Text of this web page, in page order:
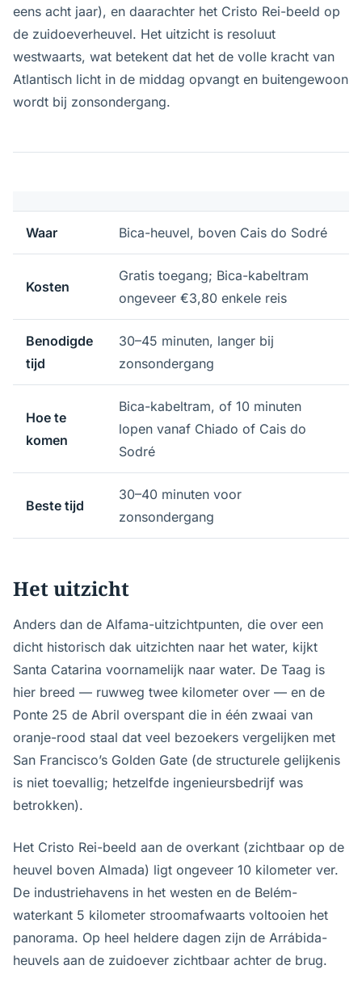
eens acht jaar), en daarachter het Cristo Rei-beeld op
de zuidoeverheuvel. Het uitzicht is resoluut
westwaarts, wat betekent dat het de volle kracht van
Atlantisch licht in de middag opvangt en buitengewoon
wordt bij zonsondergang.
Waar Bica-heuvel, boven Cais do Sodré
Kosten
Gratis toegang; Bica-kabeltram
ongeveer €3,80 enkele reis
Benodigde
tijd
30–45 minuten, langer bij
zonsondergang
Hoe te
komen
Bica-kabeltram, of 10 minuten
lopen vanaf Chiado of Cais do
Sodré
Beste tijd
30–40 minuten voor
zonsondergang
Het uitzicht
Anders dan de Alfama-uitzichtpunten, die over een
dicht historisch dak uitzichten naar het water, kijkt
Santa Catarina voornamelijk naar water. De Taag is
hier breed — ruwweg twee kilometer over — en de
Ponte 25 de Abril overspant die in één zwaai van
oranje-rood staal dat veel bezoekers vergelijken met
San Francisco’s Golden Gate (de structurele gelijkenis
is niet toevallig; hetzelfde ingenieursbedrijf was
betrokken).
Het Cristo Rei-beeld aan de overkant (zichtbaar op de
heuvel boven Almada) ligt ongeveer 10 kilometer ver.
De industriehavens in het westen en de Belém-
waterkant 5 kilometer stroomafwaarts voltooien het
panorama. Op heel heldere dagen zijn de Arrábida-
heuvels aan de zuidoever zichtbaar achter de brug.